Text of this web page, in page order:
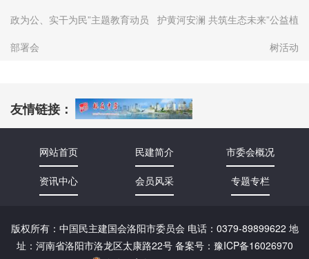
政为公、实干为民”主题教育动员
部署会
护黄河安澜 共筑生态未来”公益植
树活动
友情链接：
网站首页 民建简介 市委会概况
资讯中心 会员风采 专题专栏
版权所有：中国民主建国会洛阳市委员会 电话：0379-89899622 地
址：河南省洛阳市洛龙区太康路22号 备案号： 豫ICP备16026970